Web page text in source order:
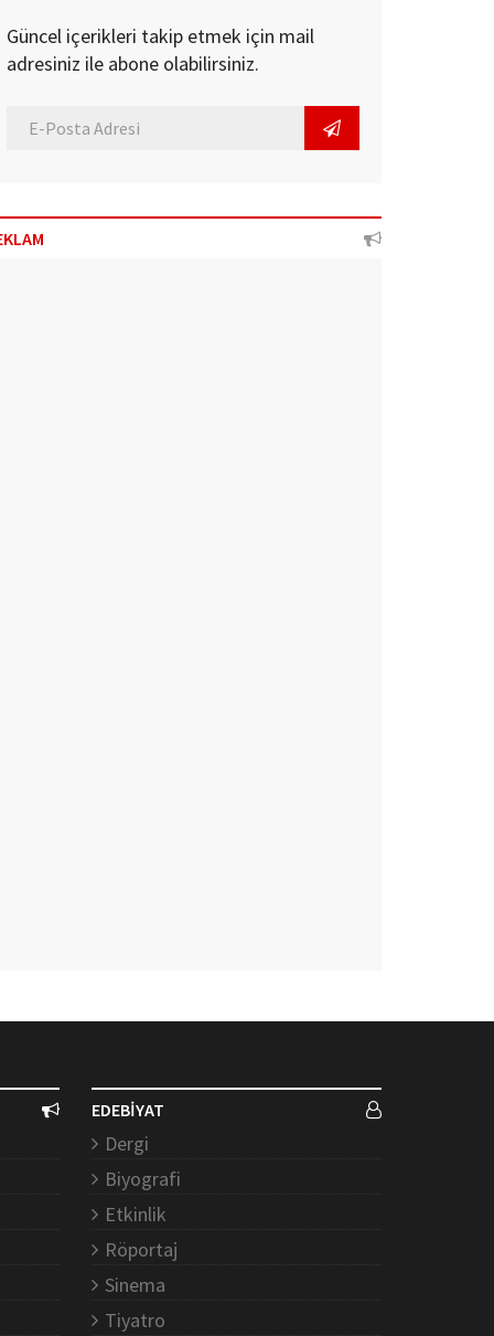
Güncel içerikleri takip etmek için mail
adresiniz ile abone olabilirsiniz.
EDEBİYAT
Dergi
Biyografi
Etkinlik
Röportaj
Sinema
Tiyatro